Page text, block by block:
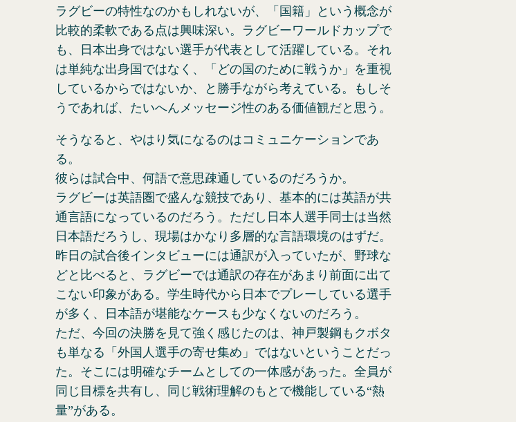
ラグビーの特性なのかもしれないが、「国籍」という概念が
比較的柔軟である点は興味深い。ラグビーワールドカップで
も、日本出身ではない選手が代表として活躍している。それ
は単純な出身国ではなく、「どの国のために戦うか」を重視
しているからではないか、と勝手ながら考えている。もしそ
うであれば、たいへんメッセージ性のある価値観だと思う。
そうなると、やはり気になるのはコミュニケーションであ
る。
彼らは試合中、何語で意思疎通しているのだろうか。
ラグビーは英語圏で盛んな競技であり、基本的には英語が共
通言語になっているのだろう。ただし日本人選手同士は当然
日本語だろうし、現場はかなり多層的な言語環境のはずだ。
昨日の試合後インタビューには通訳が入っていたが、野球な
どと比べると、ラグビーでは通訳の存在があまり前面に出て
こない印象がある。学生時代から日本でプレーしている選手
が多く、日本語が堪能なケースも少なくないのだろう。
ただ、今回の決勝を見て強く感じたのは、神戸製鋼もクボタ
も単なる「外国人選手の寄せ集め」ではないということだっ
た。そこには明確なチームとしての一体感があった。全員が
同じ目標を共有し、同じ戦術理解のもとで機能している“熱
量”がある。